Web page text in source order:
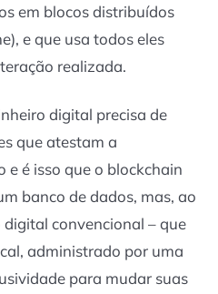
em blocos distribuídos
e que usa todos eles
realizada.
digital precisa de
que atestam a
e é isso que o blockchain
banco de dados, mas, ao
convencional – que
administrado por uma
para mudar suas